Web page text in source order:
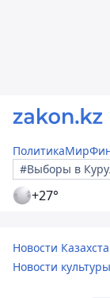
ПолитикаМир
#Выборы в
+27°
Новости
Новости